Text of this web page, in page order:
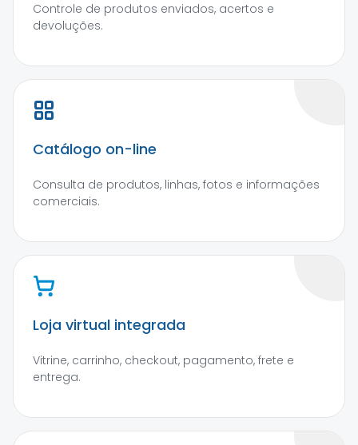
Controle de produtos enviados, acertos e
devoluções.
Catálogo on-line
Consulta de produtos, linhas, fotos e informações
comerciais.
Loja virtual integrada
Vitrine, carrinho, checkout, pagamento, frete e
entrega.